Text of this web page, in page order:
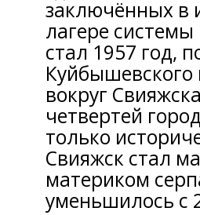
заключённых в
лагере
стал 1957 год,
вокруг
четвертей
только
Свияжск стал
материком
уменьшилось с